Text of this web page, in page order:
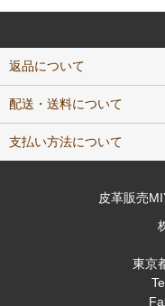
返品について
配送・送料について
支払い方法について
皮革販売
東京